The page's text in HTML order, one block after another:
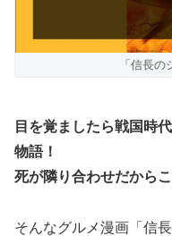
「信長
目を覚ましたら戦国時
物語！
死が隣り合わせだから
そんなグルメ漫画「信